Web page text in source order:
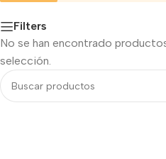
Filters
No se han encontrado
selección.